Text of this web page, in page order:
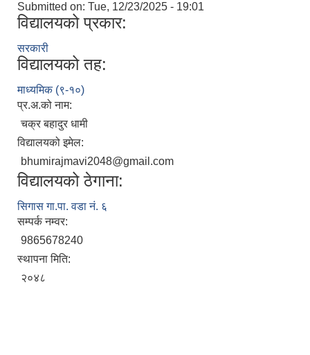
Submitted on: Tue, 12/23/2025 - 19:01
विद्यालयको प्रकार:
सरकारी
विद्यालयको तह:
माध्यमिक (९-१०)
प्र.अ.को नाम:
चक्र बहादुर धामी
विद्यालयको इमेल:
bhumirajmavi2048@gmail.com
विद्यालयको ठेगाना:
सिगास गा.पा. वडा नं. ६
सम्पर्क नम्वर:
9865678240
स्थापना मिति:
२०४८